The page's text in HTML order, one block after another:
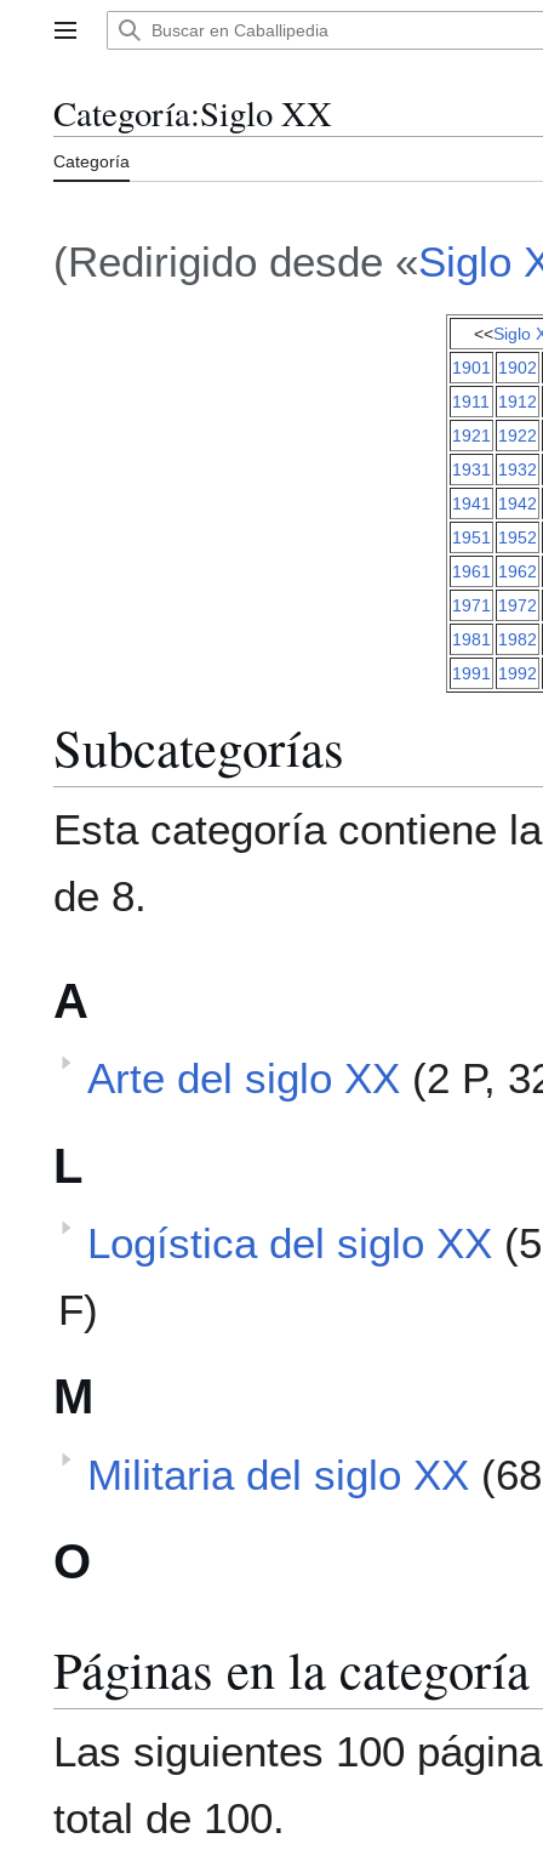
Menú principal
Categoría:Siglo XX
Categoría
(Redirigido desde «Siglo
<<Siglo
1901
1902
1911
1912
1921
1922
1931
1932
1941
1942
1951
1952
1961
1962
1971
1972
1981
1982
1991
1992
Subcategorías
Esta categoría contiene
de 8.
A
Arte del siglo XX (2 P,
L
Logística del siglo XX
F)
M
Militaria del siglo XX
O
Páginas en la
Las siguientes 100
total de 100.